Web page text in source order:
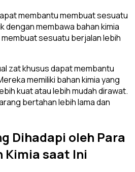
membantu membuat sesuatu
dengan membawa bahan kimia
sesuatu berjalan lebih
zat khusus dapat membantu
memiliki bahan kimia yang
kuat atau lebih mudah dirawat.
bertahan lebih lama dan
Dihadapi oleh Para
Kimia saat Ini